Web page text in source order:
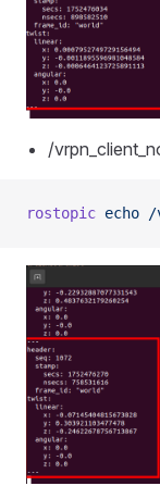
/
rostopic echo /